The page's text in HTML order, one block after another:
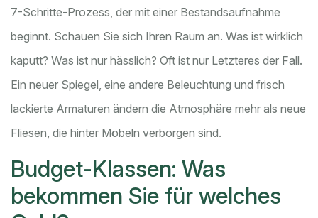
7-Schritte-Prozess, der mit einer Bestandsaufnahme
beginnt. Schauen Sie sich Ihren Raum an. Was ist wirklich
kaputt? Was ist nur hässlich? Oft ist nur Letzteres der Fall.
Ein neuer Spiegel, eine andere Beleuchtung und frisch
lackierte Armaturen ändern die Atmosphäre mehr als neue
Fliesen, die hinter Möbeln verborgen sind.
Budget-Klassen: Was
bekommen Sie für welches